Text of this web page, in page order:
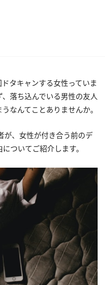
タキャンする女性っていま
落ち込んでいる男性の友人
なんてことありませんか。
が、女性が付き合う前のデ
ついてご紹介します。